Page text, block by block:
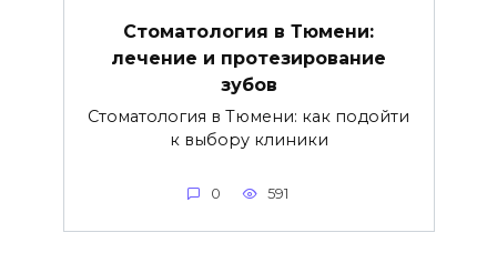
Стоматология в Тюмени:
лечение и протезирование
зубов
Стоматология в Тюмени: как подойти
к выбору клиники
0 591